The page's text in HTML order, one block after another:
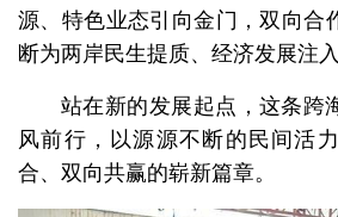
源、特色业态引向金门，双向合
断为两岸民生提质、经济发展注入
站在新的发展起点，这条跨
风前行，以源源不断的民间活
合、双向共赢的崭新篇章。